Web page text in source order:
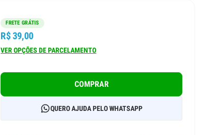
FRETE GRÁTIS
R$ 39,00
VER OPÇÕES DE PARCELAMENTO
COMPRAR
QUERO AJUDA PELO WHATSAPP